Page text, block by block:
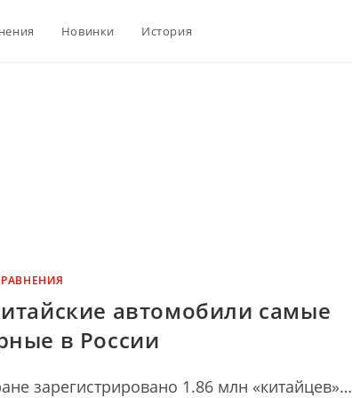
Новинки История
автомобили самые
в России
зарегистрировано 1.86 млн «китайцев»…